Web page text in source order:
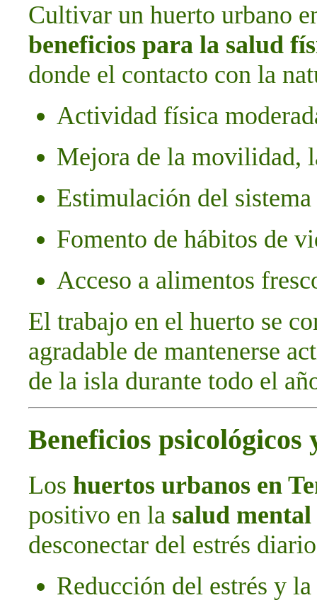
Cultivar un huerto urbano
beneficios para la salud
donde el contacto con la
Actividad física
Mejora de la movilidad,
Estimulación del
Fomento de hábitos de
Acceso a alimentos
El trabajo en el huerto se
agradable de mantenerse
de la isla durante todo el
Beneficios psicológicos
Los huertos urbanos en
positivo en la salud
desconectar del estrés
Reducción del estrés y la